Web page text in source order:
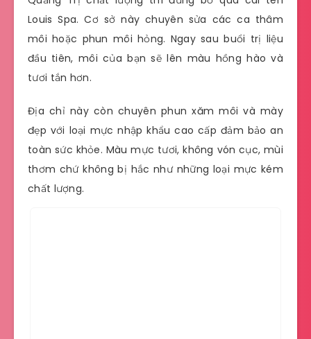
Louis Spa. Cơ sở này chuyên sửa các ca thâm
môi hoặc phun môi hỏng. Ngay sau buổi trị liệu
đầu tiên, môi của bạn sẽ lên màu hồng hào và
tươi tắn hơn.
Địa chỉ này còn chuyên phun xăm môi và mày
đẹp với loại mực nhập khẩu cao cấp đảm bảo an
toàn sức khỏe. Màu mực tươi, không vón cục, mùi
thơm chứ không bị hắc như những loại mực kém
chất lượng.